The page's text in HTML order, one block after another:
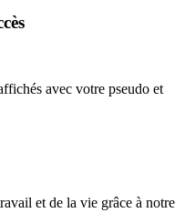
avec votre pseudo et
et de la vie grâce à notre